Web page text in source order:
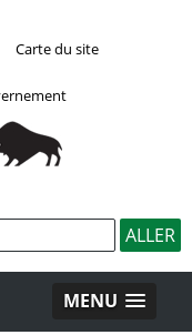
Carte du site
MENU